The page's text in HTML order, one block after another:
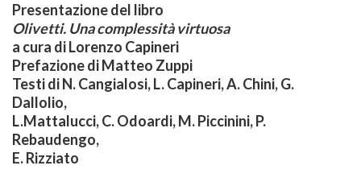
Presentazione del libro
Olivetti. Una complessità virtuosa
a cura di Lorenzo Capineri
Prefazione di Matteo Zuppi
Testi di N. Cangialosi, L. Capineri, A. Chini, G.
Dallolio,
L.Mattalucci, C. Odoardi, M. Piccinini, P.
Rebaudengo,
E. Rizziato